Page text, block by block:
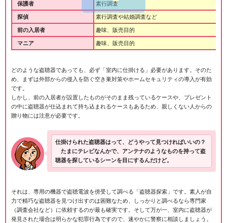
保護者 素行調査
探偵 素行調査や結婚調査など
前の入居者 趣味、販売目的
マニア 趣味、販売目的
どのような盗聴器であっても、必ず「室内に仕掛ける」必要があります。そのた
め、まずは外部からの侵入を防ぐ空き巣対策やホームセキュリティの導入が有効
です。
しかし、前の入居者が設置したものがそのまま残っているケースや、プレゼント
の中に盗聴器が仕込まれて持ち込まれるケースもあるため、親しくない人からの
贈り物には注意が必要です。
仕掛けられた盗聴器はって、どうやって見つければいいの？
たまにテレビなんかで、アンテナのようなものを持って盗
聴器を探しているシーンを目にするんだけど。
それは、専用の機器で盗聴電波を傍受して調べる「盗聴器探索」です。素人が自
力で精巧な盗聴器を見つけ出すのは困難なため、しっかりと調べるなら専門家
（調査会社など）に依頼するのが最も確実です。そして万が一、室内に盗聴器が
発見された場合は明らかな犯罪行為ですので、速やかに警察に相談しましょう。